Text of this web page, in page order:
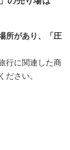
所があり、「圧
行に関連した商
さい。